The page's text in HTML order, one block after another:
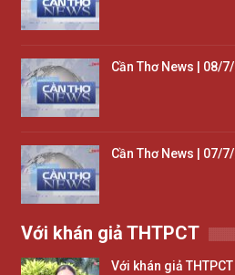
Cần Thơ News | 08/
Cần Thơ News | 07/
Với khán giả THTPCT
Với khán giả